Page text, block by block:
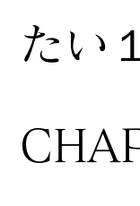
たい